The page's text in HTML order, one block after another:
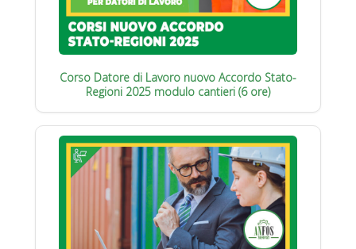
Corso Datore di Lavoro nuovo Accordo Stato-
Regioni 2025 modulo cantieri (6 ore)